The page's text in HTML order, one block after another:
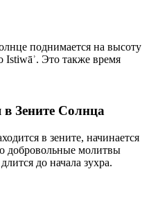
поднимается на высоту
Istiwāʾ. Это также время
Зените Солнца
в зените, начинается
добровольные молитвы
до начала зухра.